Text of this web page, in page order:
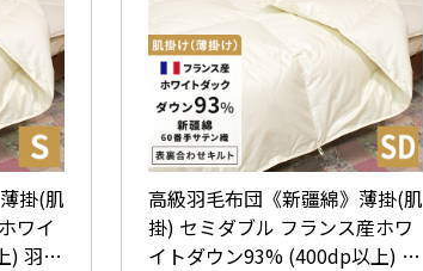
掛(肌
ワイ
) 羽毛
高級羽毛布団《新疆綿》薄掛(肌
掛) セミダブル フランス産ホワ
イトダウン93% (400dp以上) 羽